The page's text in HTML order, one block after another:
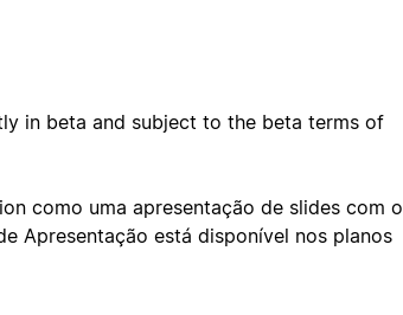
in beta and subject to the beta terms of
como uma apresentação de slides com o
Apresentação está disponível nos planos